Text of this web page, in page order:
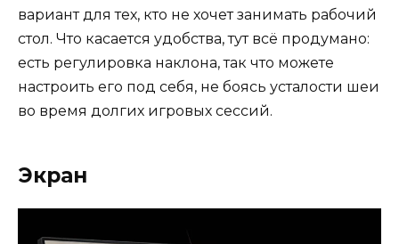
вариант для тех, кто не хочет занимать рабочий
стол. Что касается удобства, тут всё продумано:
есть регулировка наклона, так что можете
настроить его под себя, не боясь усталости шеи
во время долгих игровых сессий.
Экран